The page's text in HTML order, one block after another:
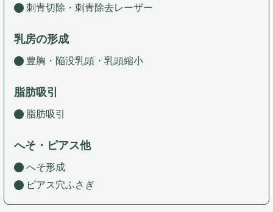
刺青切除・刺青除去レーザー
乳房の形成
豊胸・陥没乳頭・乳頭縮小
脂肪吸引
脂肪吸引
へそ・ピアス他
へそ形成
ピアス穴ふさぎ